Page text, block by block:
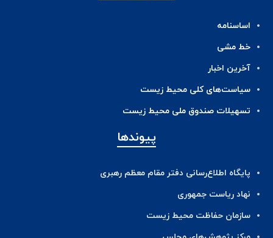
اساسنامه
خط مشی
آخرین اخبار
ﺳﯿﺎﺳﺖ‌ﻫﺎی ﮐﻠﯽ ﻣﺤﯿﻂ زﯾﺴﺖ
تسهیلات صندوق ملی محیط زیست
پیوندها
پایگاه اطلاع‌رسانی دفتر مقام معظم رهبری
نهاد ریاست جمهوری
سازمان حفاظت محیط زیست